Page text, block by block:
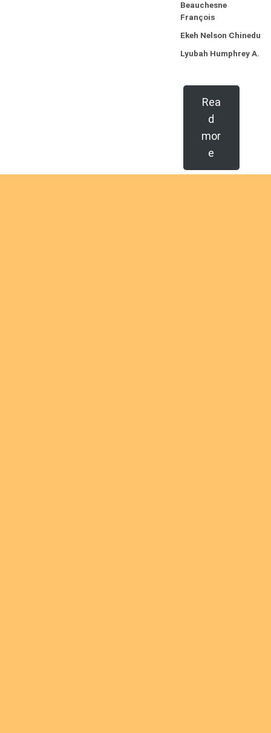
Beauchesne
François
Ekeh Nelson Chinedu
Lyubah Humphrey A.
Rea
d
mor
e